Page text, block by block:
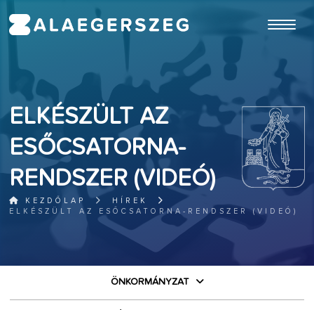
ELKÉSZÜLT AZ
ESŐCSATORNA-
RENDSZER (VIDEÓ)
KEZDŐLAP
HÍREK
ELKÉSZÜLT AZ ESŐCSATORNA-RENDSZER (VIDEÓ)
ÖNKORMÁNYZAT